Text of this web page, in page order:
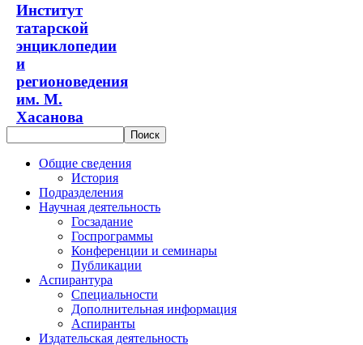
Институт
татарской
энциклопедии
и
регионоведения
им. М.
Хасанова
Общие сведения
История
Подразделения
Научная деятельность
Госзадание
Госпрограммы
Конференции и семинары
Публикации
Аспирантура
Специальности
Дополнительная информация
Аспиранты
Издательская деятельность